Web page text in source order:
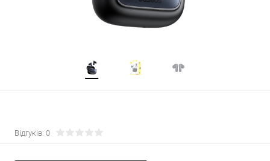
Відгуків: 0